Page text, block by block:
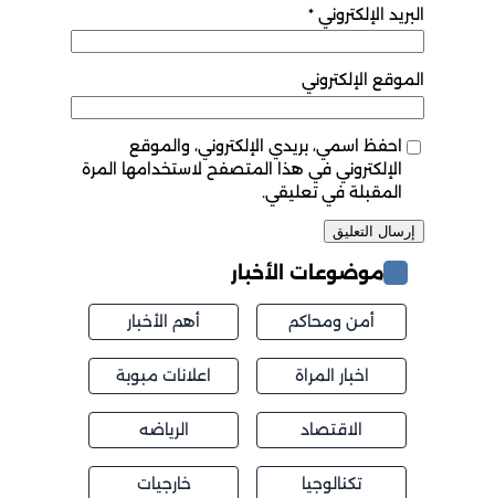
البريد الإلكتروني *
الموقع الإلكتروني
احفظ اسمي، بريدي الإلكتروني، والموقع
الإلكتروني في هذا المتصفح لاستخدامها المرة
المقبلة في تعليقي.
موضوعات الأخبار
أمن ومحاكم أهم الأخبار
اخبار المراة اعلانات مبوبة
الاقتصاد الرياضه
تكنالوجيا خارجيات